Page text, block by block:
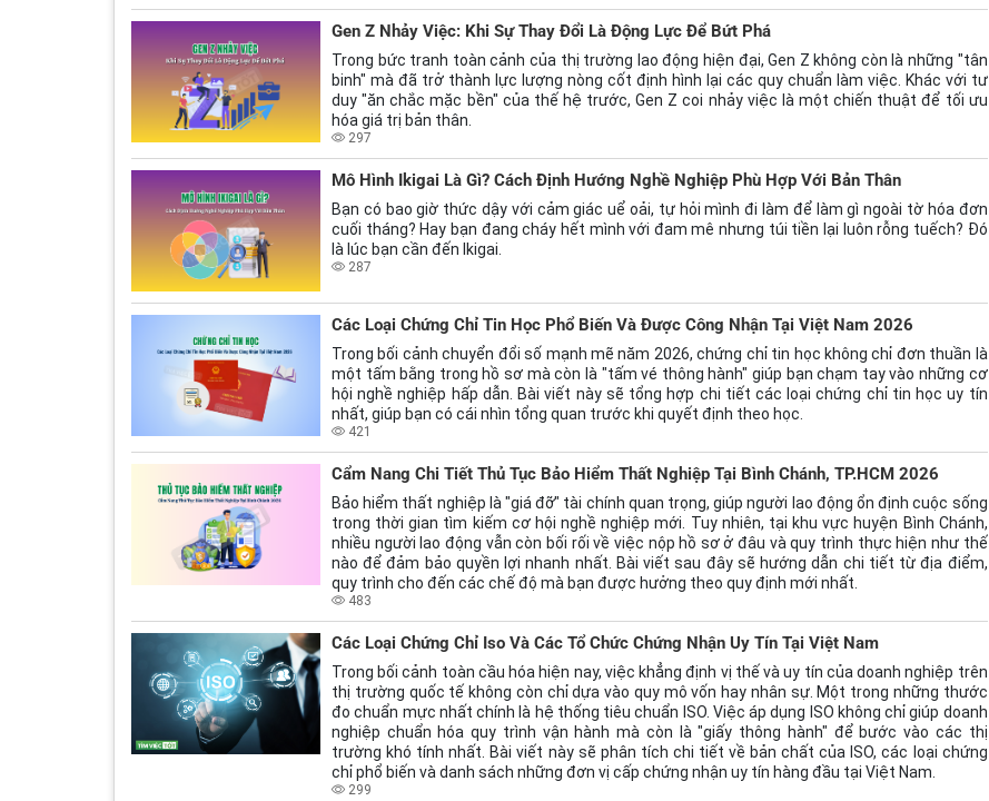
Gen Z Nhảy Việc: Khi Sự Thay Đổi Là Động Lực Để Bứt Phá
Trong bức tranh toàn cảnh của thị trường lao động hiện đại, Gen Z không còn là những "tân
binh" mà đã trở thành lực lượng nòng cốt định hình lại các quy chuẩn làm việc. Khác với tư
duy "ăn chắc mặc bền" của thế hệ trước, Gen Z coi nhảy việc là một chiến thuật để tối ưu
hóa giá trị bản thân.
297
Mô Hình Ikigai Là Gì? Cách Định Hướng Nghề Nghiệp Phù Hợp Với Bản Thân
Bạn có bao giờ thức dậy với cảm giác uể oải, tự hỏi mình đi làm để làm gì ngoài tờ hóa đơn
cuối tháng? Hay bạn đang cháy hết mình với đam mê nhưng túi tiền lại luôn rỗng tuếch? Đó
là lúc bạn cần đến Ikigai.
287
Các Loại Chứng Chỉ Tin Học Phổ Biến Và Được Công Nhận Tại Việt Nam 2026
Trong bối cảnh chuyển đổi số mạnh mẽ năm 2026, chứng chỉ tin học không chỉ đơn thuần là
một tấm bằng trong hồ sơ mà còn là "tấm vé thông hành" giúp bạn chạm tay vào những cơ
hội nghề nghiệp hấp dẫn. Bài viết này sẽ tổng hợp chi tiết các loại chứng chỉ tin học uy tín
nhất, giúp bạn có cái nhìn tổng quan trước khi quyết định theo học.
421
Cẩm Nang Chi Tiết Thủ Tục Bảo Hiểm Thất Nghiệp Tại Bình Chánh, TP.HCM 2026
Bảo hiểm thất nghiệp là "giá đỡ" tài chính quan trọng, giúp người lao động ổn định cuộc sống
trong thời gian tìm kiếm cơ hội nghề nghiệp mới. Tuy nhiên, tại khu vực huyện Bình Chánh,
nhiều người lao động vẫn còn bối rối về việc nộp hồ sơ ở đâu và quy trình thực hiện như thế
nào để đảm bảo quyền lợi nhanh nhất. Bài viết sau đây sẽ hướng dẫn chi tiết từ địa điểm,
quy trình cho đến các chế độ mà bạn được hưởng theo quy định mới nhất.
483
Các Loại Chứng Chỉ Iso Và Các Tổ Chức Chứng Nhận Uy Tín Tại Việt Nam
Trong bối cảnh toàn cầu hóa hiện nay, việc khẳng định vị thế và uy tín của doanh nghiệp trên
thị trường quốc tế không còn chỉ dựa vào quy mô vốn hay nhân sự. Một trong những thước
đo chuẩn mực nhất chính là hệ thống tiêu chuẩn ISO. Việc áp dụng ISO không chỉ giúp doanh
nghiệp chuẩn hóa quy trình vận hành mà còn là "giấy thông hành" để bước vào các thị
trường khó tính nhất. Bài viết này sẽ phân tích chi tiết về bản chất của ISO, các loại chứng
chỉ phổ biến và danh sách những đơn vị cấp chứng nhận uy tín hàng đầu tại Việt Nam.
299